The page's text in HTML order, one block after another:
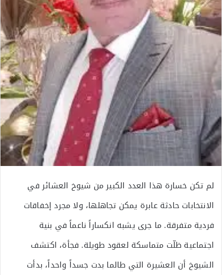
لم تكن خسارة هذا العدد الكبير من شيوخ العشائر في
الانتخابات حادثة عابرة يمكن تجاهلها، ولا مجرد إخفاقات
فردية متفرقة. ما جرى يشبه انكساراً ناعماً في بنية
اجتماعية ظلّت متماسكة لعقود طويلة. فجأة، اكتشف
الشيوخ أن العشيرة التي طالما بدت جسداً واحداً، بدأت